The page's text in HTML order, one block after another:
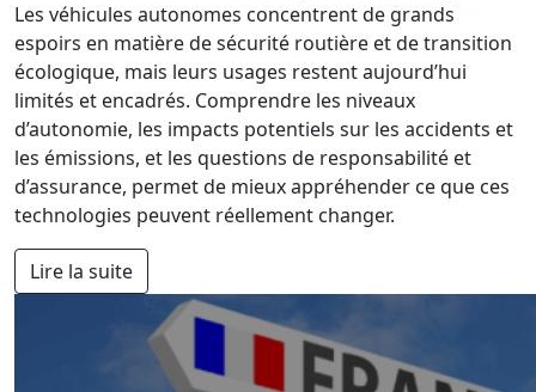
Les véhicules autonomes concentrent de grands
espoirs en matière de sécurité routière et de transition
écologique, mais leurs usages restent aujourd’hui
limités et encadrés. Comprendre les niveaux
d’autonomie, les impacts potentiels sur les accidents et
les émissions, et les questions de responsabilité et
d’assurance, permet de mieux appréhender ce que ces
technologies peuvent réellement changer.
Lire la suite